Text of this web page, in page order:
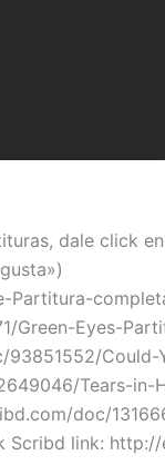
dale click
Partitura-
Green-Eyes-
Could-
Tears-in-
doc/
Scribd link: